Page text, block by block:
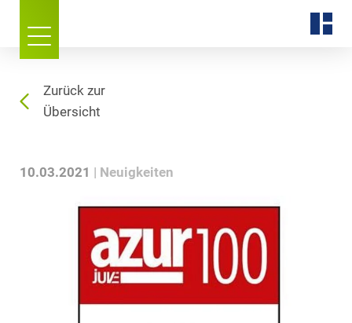
Zurück zur
Übersicht
10.03.2021 Neuigkeiten